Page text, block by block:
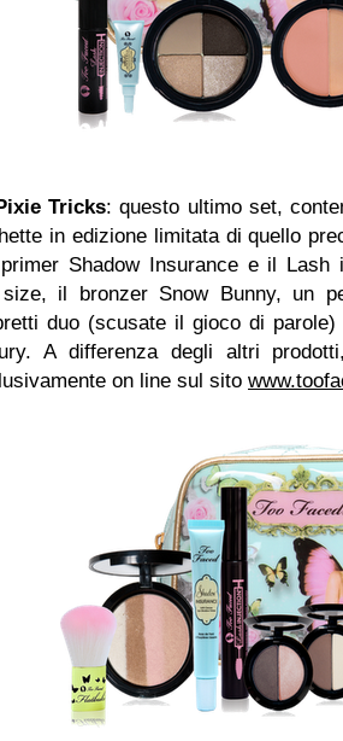
Tricks: questo ultimo set,
in edizione limitata di quello
Shadow Insurancee il Lash
il bronzer Snow Bunny, un
duo (scusate il gioco di
. A differenza degli altri
on line sul sito